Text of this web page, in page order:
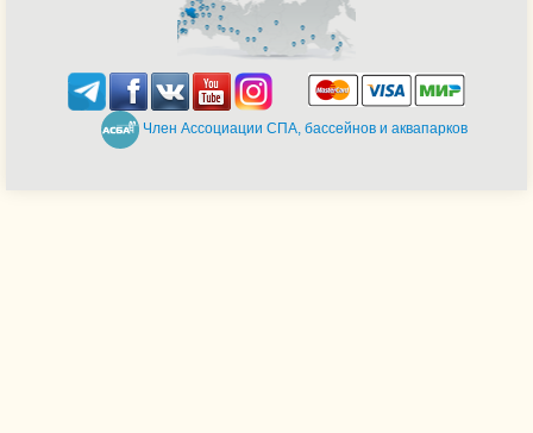
Член Ассоциации СПА, бассейнов и аквапарков